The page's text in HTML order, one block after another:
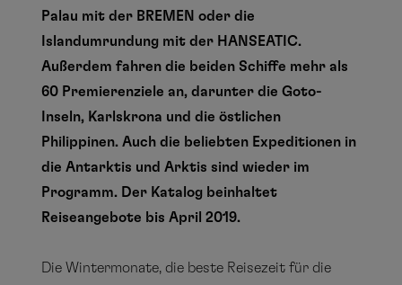
Palau mit der BREMEN oder die
Islandumrundung mit der HANSEATIC.
Außerdem fahren die beiden Schiffe mehr als
60 Premierenziele an, darunter die Goto-
Inseln, Karlskrona und die östlichen
Philippinen. Auch die beliebten Expeditionen in
die Antarktis und Arktis sind wieder im
Programm. Der Katalog beinhaltet
Reiseangebote bis April 2019.
Die Wintermonate, die beste Reisezeit für die